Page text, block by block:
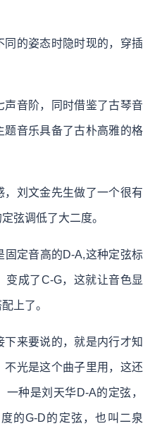
的姿态时隐时现的，穿插
音阶，同时借鉴了古琴音
题音乐具备了古朴高雅的格
，刘文金先生做了一个很有
弦调低了大二度。
定音高的D-A,这种定弦标
变成了C-G，这就让音色显
上了。
来要说的，就是内行才知
光是这个曲子里用，这还
种是刘天华D-A的定弦，
的G-D的定弦，也叫二泉